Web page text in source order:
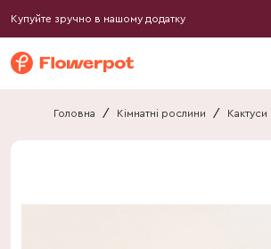
Купуйте зручно в нашому додатку
Головна / Кімнатні рослини / Кактуси